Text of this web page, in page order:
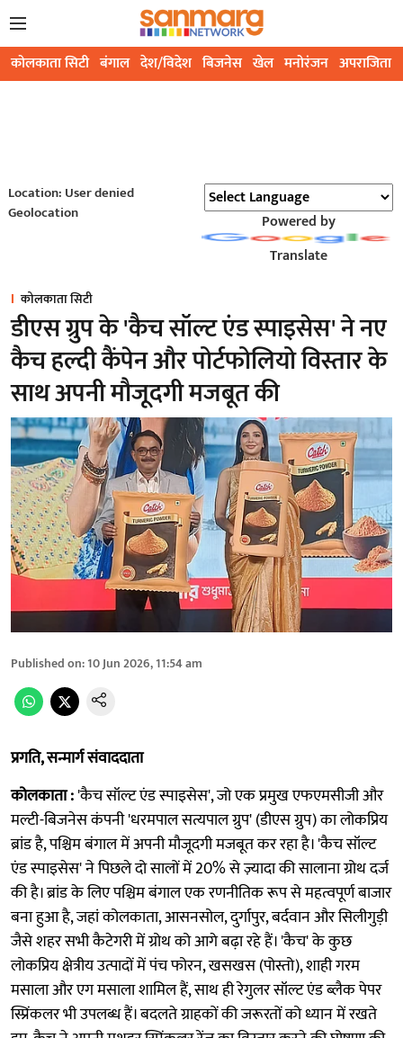
कोलकाता सिटी बंगाल देश/विदेश बिजनेस खेल मनोरंजन अपराजिता
Location: User denied
Geolocation
Powered by
Translate
कोलकाता सिटी
डीएस ग्रुप के 'कैच सॉल्ट एंड स्पाइसेस' ने नए
कैच हल्दी कैंपेन और पोर्टफोलियो विस्तार के
साथ अपनी मौजूदगी मजबूत की
Published on:10 Jun 2026, 11:54 am
प्रगति, सन्मार्ग संवाददाता
कोलकाता :'कैच सॉल्ट एंड स्पाइसेस', जो एक प्रमुख एफएमसीजी और
मल्टी-बिजनेस कंपनी 'धरमपाल सत्यपाल ग्रुप' (डीएस ग्रुप) का लोकप्रिय
ब्रांड है, पश्चिम बंगाल में अपनी मौजूदगी मजबूत कर रहा है। 'कैच सॉल्ट
एंड स्पाइसेस' ने पिछले दो सालों में 20% से ज़्यादा की सालाना ग्रोथ दर्ज
की है। ब्रांड के लिए पश्चिम बंगाल एक रणनीतिक रूप से महत्वपूर्ण बाजार
बना हुआ है, जहां कोलकाता, आसनसोल, दुर्गापुर, बर्दवान और सिलीगुड़ी
जैसे शहर सभी कैटेगरी में ग्रोथ को आगे बढ़ा रहे हैं। 'कैच' के कुछ
लोकप्रिय क्षेत्रीय उत्पादों में पंच फोरन, खसखस (पोस्तो), शाही गरम
मसाला और एग मसाला शामिल हैं, साथ ही रेगुलर सॉल्ट एंड ब्लैक पेपर
स्प्रिंकलर भी उपलब्ध हैं। बदलते ग्राहकों की जरूरतों को ध्यान में रखते